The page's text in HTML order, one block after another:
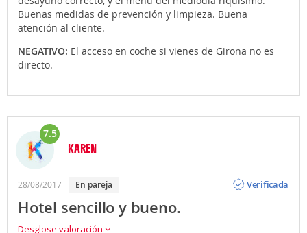
Buenas medidas de prevención y limpieza. Buena
atención al cliente.
NEGATIVO: El acceso en coche si vienes de Girona no es
directo.
7.5
KAREN
28/08/2017 En pareja
Verificada
Hotel sencillo y bueno.
Desglose valoración